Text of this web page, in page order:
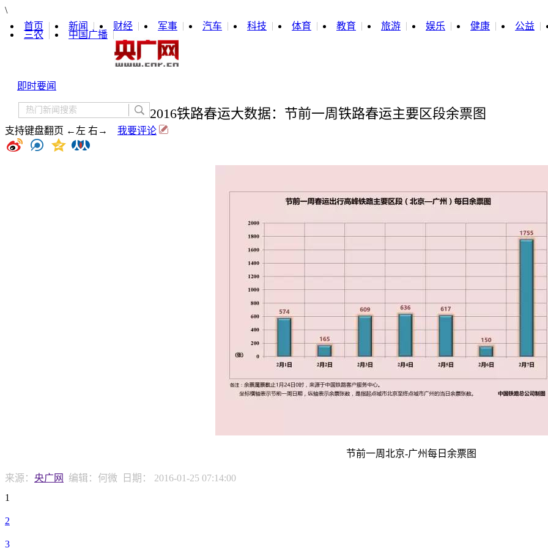
\
首页
新闻 财经 军事 汽车 科技 体育 教育 旅游 娱乐 健康
公益
三农
中国广播
即时要闻
2016铁路春运大数据：节前一周铁路春运主要区段余票图
支持键盘翻页 ←左 右→ 我要评论
节前一周北京-广州每日余票图
来源： 央广网 编辑：何微 日期：
2016-01-25 07:14:00
1
2
3